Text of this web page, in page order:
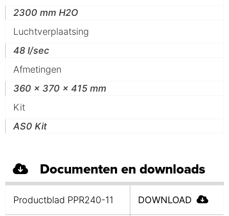
2300 mm H2O
Luchtverplaatsing
48 l/sec
Afmetingen
360 x 370 x 415 mm
Kit
AS0 Kit
Documenten en downloads
Productblad PPR240-11 DOWNLOAD